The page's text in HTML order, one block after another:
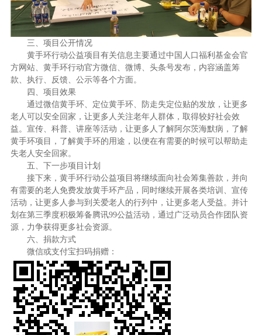
三、项目公开情况
黄手环行动公益项目有关信息主要通过中国人口福利基金会官
方网站、黄手环行动官方微信、微博、头条号发布，内容涵盖筹
款、执行、反馈、公示等各个方面。
四、项目效果
通过微信黄手环、定位黄手环、防走失定位贴的发放，让更多
老人可以安全回家，让更多人关注老年人群体，取得较好社会效
益。宣传、科普、讲座等活动，让更多人了解阿尔茨海默病，了解
黄手环项目，了解黄手环的用途，以便在有需要的时候可以帮助走
失老人安全回家。
五、下一步项目计划
接下来，黄手环行动公益项目将继续面向社会筹集善款，并向
有需要的老人免费发放黄手环产品，同时继续开展各类培训、宣传
活动，让更多人参与到关爱老人的行列中，让更多老人受益。并计
划在第三季度积极筹备腾讯99公益活动，通过广泛动员合作团队资
源，力争获得更多社会资源。
六、捐款方式
微信或支付宝扫码捐赠：